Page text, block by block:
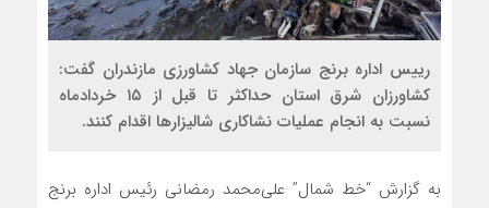
رییس اداره برنج سازمان جهاد کشاورزی مازندران گفت:
کشاورزان شرق استان حداکثر تا قبل از ۱۵ خردادماه
نسبت به انجام عملیات نشاکاری شالیزارها اقدام کنند.
به گزارش “خط شمال” علی‌محمد رمضانی رئیس اداره برنج